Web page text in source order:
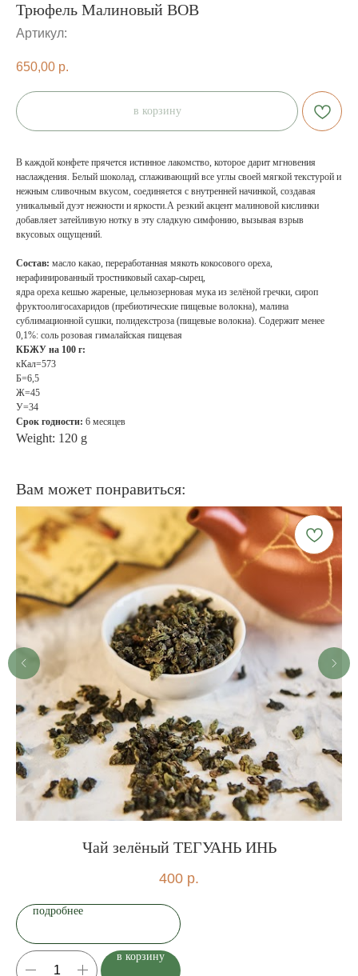
Трюфель Малиновый ВОВ
Артикул:
650,00 р.
в корзину
В каждой конфете прячется истинное лакомство, которое дарит мгновения
наслаждения. Белый шоколад, сглаживающий все углы своей мягкой текстурой и
нежным сливочным вкусом, соединяется с внутренней начинкой, создавая
уникальный дуэт нежности и яркости.А резкий акцент малиновой кислинки
добавляет затейливую нотку в эту сладкую симфонию, вызывая взрыв
вкусовых ощущений.
Состав: масло какао, переработанная мякоть кокосового ореха,
нерафинированный тростниковый сахар-сырец,
ядра ореха кешью жареные, цельнозерновая мука из зелёной гречки, сироп
фруктоолигосахаридов (пребиотические пищевые волокна), малина
сублимационной сушки, полидекстроза (пищевые волокна). Содержит менее
0,1%: соль розовая гималайская пищевая
КБЖУ на 100 г:
кКал=573
Б=6,5
Ж=45
У=34
Срок годности: 6 месяцев
Weight: 120 g
Вам может понравиться:
Чай зелёный ТЕГУАНЬ ИНЬ
400 р.
подробнее
в корзину